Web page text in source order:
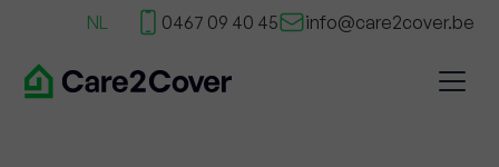
info@care2cover.be
0467 09 40 45
NL